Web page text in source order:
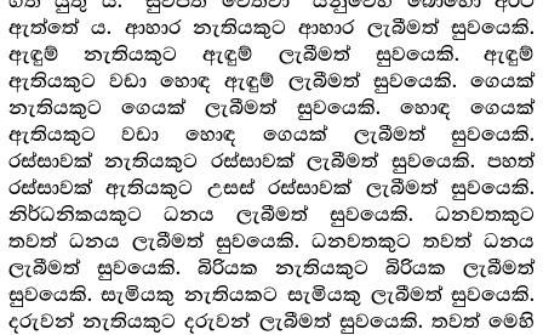
ඇත්තේ ය. ආහාර නැතියකුට ආහාර ලැබීමත් සුවයෙකි.
ඇඳුම් නැතියකුට ඇඳුම් ලැබීමත් සුවයෙකි. ඇඳුම්
ඇතියකුට වඩා හොඳ ඇඳුම් ලැබීමත් සුවයෙකි. ගෙයක්
නැතියකුට ගෙයක් ලැබීමත් සුවයෙකි. හොඳ ගෙයක්
ඇතියකුට වඩා හොඳ ගෙයක් ලැබීමත් සුවයෙකි.
රස්සාවක් නැතියකුට රස්සාවක් ලැබීමත් සුවයෙකි. පහත්
රස්සාවක් ඇතියකුට උසස් රස්සාවක් ලැබීමත් සුවයෙකි.
නිර්ධනිකයකුට ධනය ලැබීමත් සුවයෙකි. ධනවතකුට
තවත් ධනය ලැබීමත් සුවයෙකි. ධනවතකුට තවත් ධනය
ලැබීමත් සුවයෙකි. බිරියක නැතියකුට බිරියක ලැබීමත්
සුවයෙකි. සැමියකු නැතියකට සැමියකු ලැබීමත් සුවයෙකි.
දරුවන් නැතියකුට දරුවන් ලැබීමත් සුවයෙකි. තවත් මෙහි